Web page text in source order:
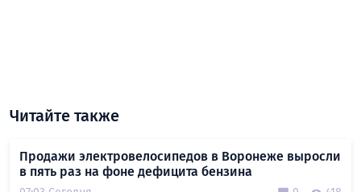
Читайте также
Продажи электровелосипедов в Воронеже выросли
в пять раз на фоне дефицита бензина